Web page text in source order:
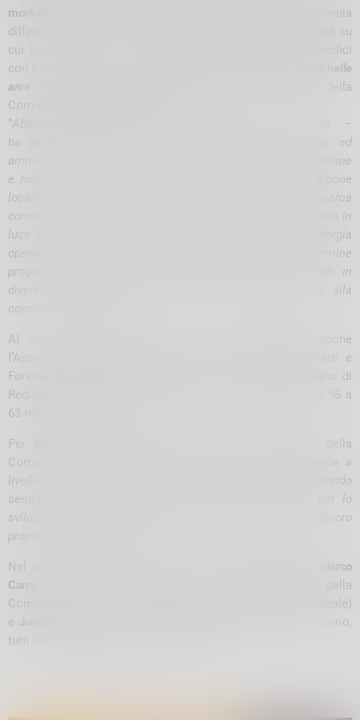
montani e rurali
, anche in vista dell’attuazione della Autonomia
differenziata e il conseguente riordino delle Autonomie locali su
cui la Commissione sta svolgendo approfondimenti specifici
con il gruppo di lavoro per il “
Riordino delle autonomie locali nelle
aree montane
”, coordinato dal Vice Presidente della
Commissione,
“Abbiamo fortemente voluto questo confronto con i territori –
ha precisato Schiavi
. Al centro dell’azione politica ed
amministrativa vi è appunto lo sviluppo delle comunità montane
e rurali periferiche, contesti in cui gli stessi Gruppi di Azione
locale (GAL) sono strategici e fondamentali. La stessa ricerca
commissionata dalla Regione all’Università di Pavia ha posto in
luce come tali realtà siano un modello di riferimento di sinergia
operativa pubblico-privata, eccellenza nel portare a termine
progetti ed intervenenti a vantaggio delle comunità locali, in
diversi asset dall’ambiente alla cultura, dalla mobilità alla
coesione territoriale
Al dibattito è intervenuto in video collegamento anche
l’Assessore regionale all’Agricoltura, Sovranità alimentare e
Foreste
, che ha sottolineato l’impegno di
Regione Lombardia nell’aumentare le risorse dedicate da 56 a
63 milioni di euro.
Per
(PD), Consigliere Segretario della
Commissione speciale Autonomia, “
in attesa delle riforme a
livello nazionale, è importante continuare a lavorare migliorando
sempre più la negoziazione creando nuovi strumenti per lo
sviluppo economico dei territori che valorizzino il lavoro
propedeutico svolto dai GAL
Nel dibattito sono intervenuti anche
Marco
Carra
entrambi Consiglieri del PD, il Presidente della
Commissione Ambiente
(Lombardia ideale)
e
(FI), Presidente della Commissione Territorio,
tutti favorevoli all’azione svolta dai GAL.